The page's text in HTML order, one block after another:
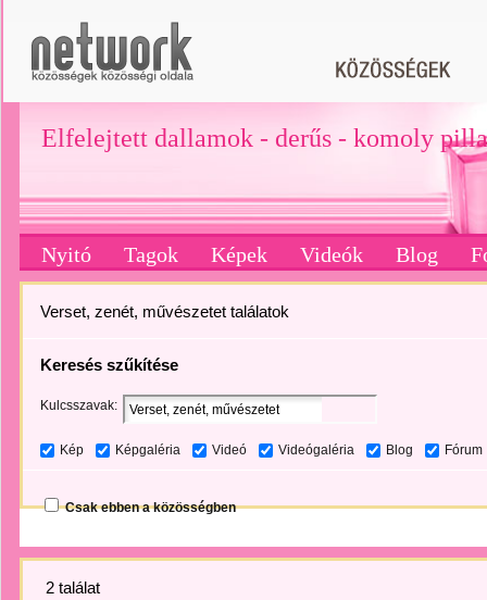
Elfelejtett dallamok - derűs - komoly
Nyitó Tagok Képek Videók Blog
Verset, zenét, művészetet találatok
Keresés szűkítése
Kulcsszavak:
Kép Képgaléria Videó Videógaléria Blog Fórum
Csak ebben a közösségben
2 találat